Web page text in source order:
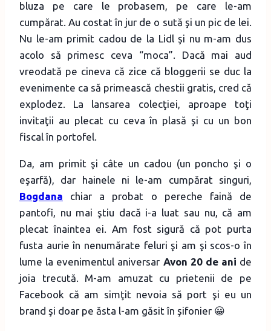
bluza pe care le probasem, pe care le-am
cumpărat. Au costat în jur de o sută şi un pic de lei.
Nu le-am primit cadou de la Lidl şi nu m-am dus
acolo să primesc ceva “moca”. Dacă mai aud
vreodată pe cineva că zice că bloggerii se duc la
evenimente ca să primească chestii gratis, cred că
explodez. La lansarea colecţiei, aproape toţi
invitaţii au plecat cu ceva în plasă şi cu un bon
fiscal în portofel.
Da, am primit şi câte un cadou (un poncho şi o
eşarfă), dar hainele ni le-am cumpărat singuri,
Bogdana chiar a probat o pereche faină de
pantofi, nu mai ştiu dacă i-a luat sau nu, că am
plecat înaintea ei. Am fost sigură că pot purta
fusta aurie în nenumărate feluri şi am şi scos-o în
lume la evenimentul aniversar Avon 20 de ani de
joia trecută. M-am amuzat cu prietenii de pe
Facebook că am simţit nevoia să port şi eu un
brand şi doar pe ăsta l-am găsit în şifonier 😀